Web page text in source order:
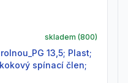
skladem (800)
spínací člen;